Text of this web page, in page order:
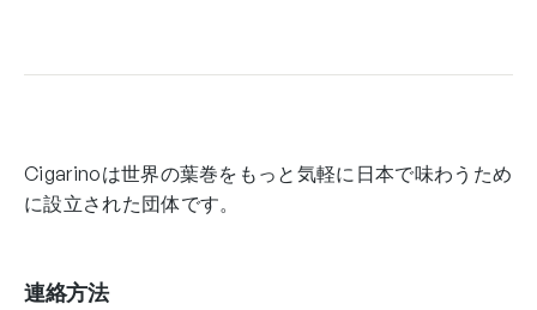
Cigarinoは世界の葉巻をもっと気軽に日本で味わうため
に設立された団体です。
連絡方法